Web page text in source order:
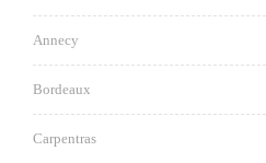
Annecy
Bordeaux
Carpentras